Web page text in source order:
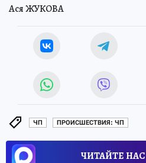
Ася ЖУКОВА
ЧП ПРОИСШЕСТВИЯ: ЧП
ЧИТАЙТЕ